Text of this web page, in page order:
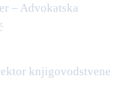
– Advokatska
knjigovodstvene